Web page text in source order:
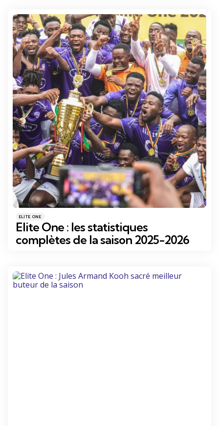
Catégories
Posté
dans
ELITE ONE
Elite One : les statistiques
complètes de la saison 2025-2026